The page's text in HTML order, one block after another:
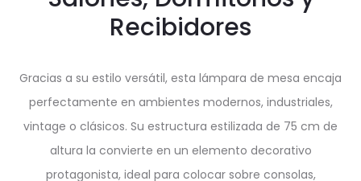
Recibidores
Gracias a su estilo versátil, esta lámpara de mesa encaja
perfectamente en ambientes modernos, industriales,
vintage o clásicos. Su estructura estilizada de 75 cm de
altura la convierte en un elemento decorativo
protagonista, ideal para colocar sobre consolas,